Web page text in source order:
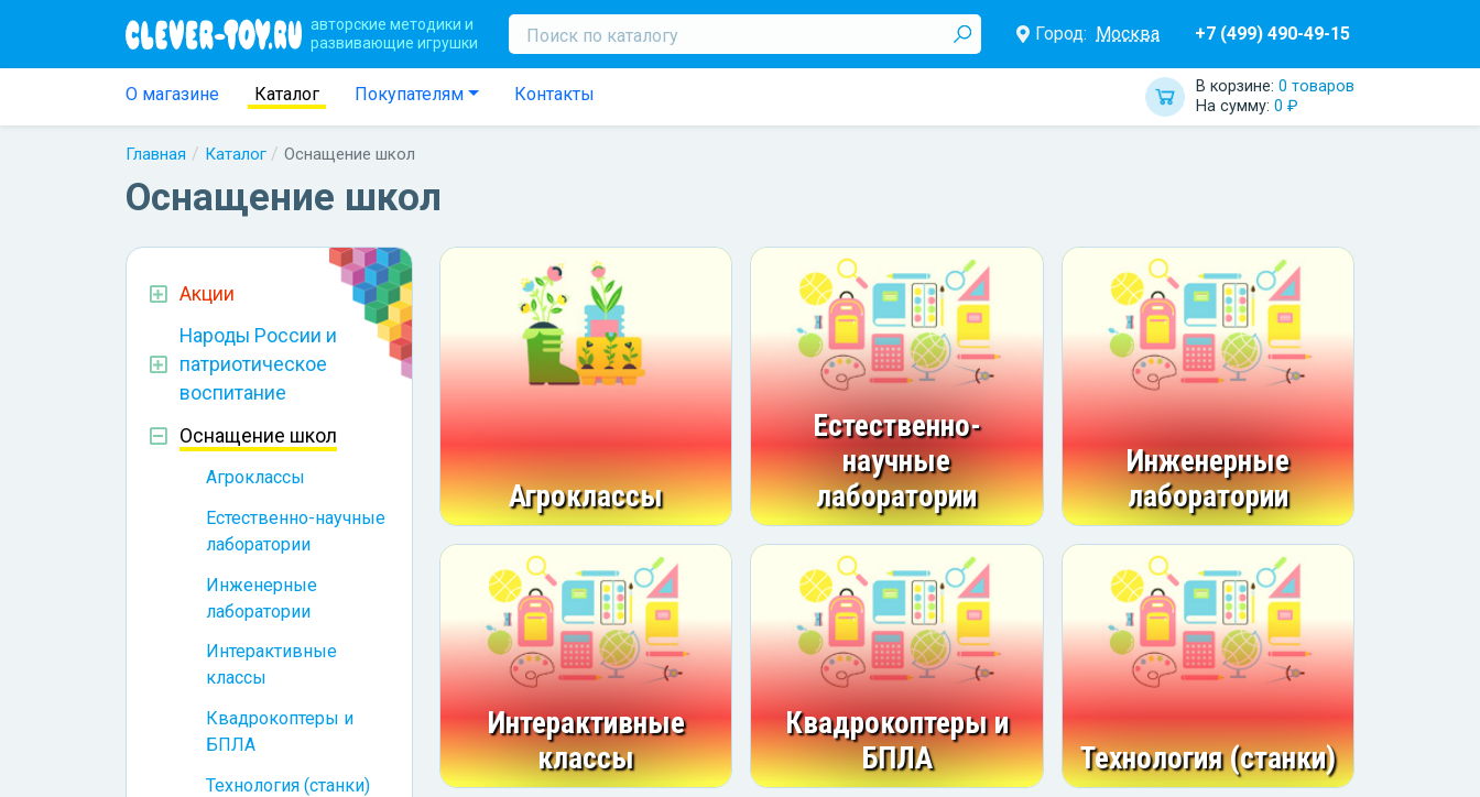
авторские методики и
развивающие игрушки
Город: Москва +7 (499) 490-49-15
О магазине Каталог Покупателям Контакты В корзине: 0 товаров
На сумму: 0 ₽
Главная Каталог Оснащение школ
Оснащение школ
Акции
Народы России и
патриотическое
воспитание
Оснащение школ
Агроклассы
Естественно-научные
лаборатории
Инженерные
лаборатории
Интерактивные
классы
Квадрокоптеры и
БПЛА
Технология (станки)
Агроклассы
Естественно-
научные
лаборатории
Инженерные
лаборатории
Интерактивные
классы
Квадрокоптеры и
БПЛА
Технология (станки)